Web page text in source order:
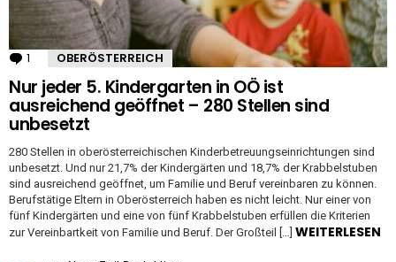
1 Kommentar
OBERÖSTERREICH
Nur jeder 5. Kindergarten in OÖ ist
ausreichend geöffnet – 280 Stellen sind
unbesetzt
280 Stellen in oberösterreichischen Kinderbetreuungseinrichtungen sind
unbesetzt. Und nur 21,7% der Kindergärten und 18,7% der Krabbelstuben
sind ausreichend geöffnet, um Familie und Beruf vereinbaren zu können.
Berufstätige Eltern in Oberösterreich haben es nicht leicht. Nur einer von
fünf Kindergärten und eine von fünf Krabbelstuben erfüllen die Kriterien
zur Vereinbartkeit von Familie und Beruf. Der Großteil […] WEITERLESEN